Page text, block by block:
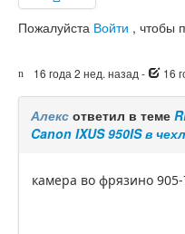
Пожалуйста Войти , чтобы
16 года 2 нед. назад - 16
Алекс ответил в теме
Canon IXUS 950IS в
камера во фрязино